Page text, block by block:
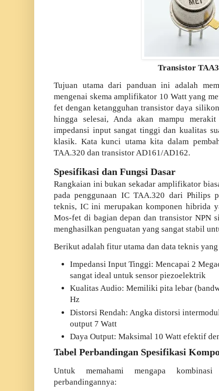
Transistor
Tujuan utama dari panduan ini adalah
mengenai skema amplifikator 10 Watt yang
fet dengan ketangguhan transistor daya
hingga selesai, Anda akan mampu
impedansi input sangat tinggi dan kualitas
klasik. Kata kunci utama kita dalam
TAA.320 dan transistor AD161/AD162.
Spesifikasi dan Fungsi Dasar
Rangkaian ini bukan sekadar amplifikator
pada penggunaan IC TAA.320 dari Philips
teknis, IC ini merupakan komponen hibrida
Mos-fet di bagian depan dan transistor NPN
menghasilkan penguatan yang sangat stabil
Berikut adalah fitur utama dan data teknis
Impedansi Input Tinggi: Mencapai 2
sangat ideal untuk sensor piezoelektrik
Kualitas Audio: Memiliki pita lebar
Hz
Distorsi Rendah: Angka distorsi
output 7 Watt
Daya Output: Maksimal 10 Watt efektif
Tabel Perbandingan Spesifikasi
Untuk memahami mengapa
perbandingannya: